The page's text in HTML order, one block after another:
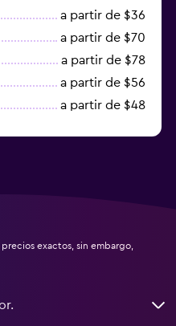
a partir de $36
a partir de $70
a partir de $78
a partir de $56
a partir de $48
exactos, sin embargo,